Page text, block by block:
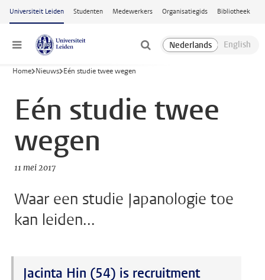
Ga naar hoofdinhoud
Universiteit Leiden Studenten Medewerkers Organisatiegids Bibliotheek
Menu
Home Nieuws Eén studie twee wegen
Eén studie twee
wegen
11 mei 2017
Waar een studie Japanologie toe
kan leiden...
Jacinta Hin (54) is recruitment